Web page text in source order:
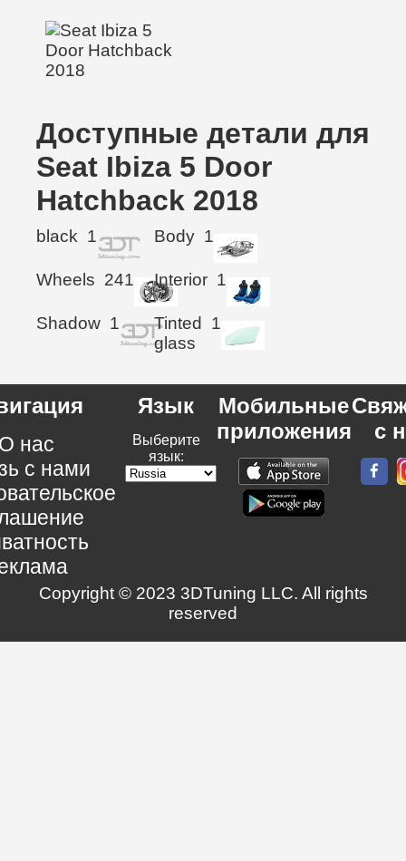
Доступные детали для
Seat Ibiza 5 Door
Hatchback 2018
black 1 Body 1
Wheels 241 Interior 1
Shadow 1
Tinted
glass
1
нас
с нами
Язык
Выберите
язык:
Мобильные
приложения
с
Copyright © 2023 3DTuning LLC. All rights
reserved